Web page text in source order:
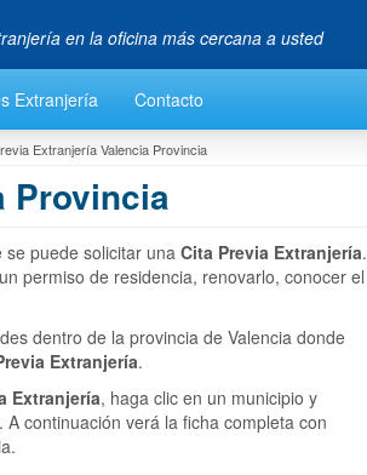
en la oficina más cercana a usted
Extranjería Contacto
Extranjería Valencia Provincia
Provincia
se puede solicitar una Cita Previa Extranjería.
permiso de residencia, renovarlo, conocer el
dentro de la provincia de Valencia donde
Extranjería.
Extranjería, haga clic en un municipio y
continuación verá la ficha completa con